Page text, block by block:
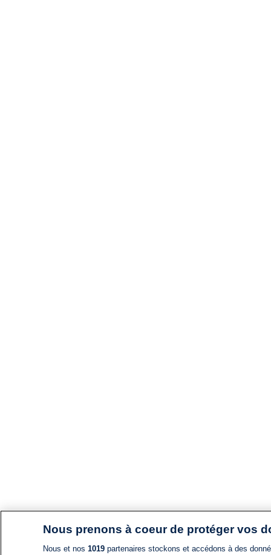
Nous prenons à coeur de protéger vos
Nous et nos 1019partenaires stockons et accédons à des